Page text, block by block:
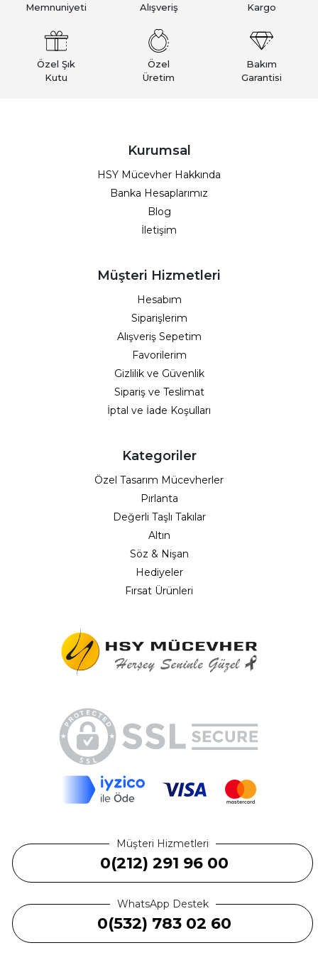
Memnuniyeti
Alışveriş
Kargo
Özel Şık
Kutu
Özel
Üretim
Bakım
Garantisi
Kurumsal
HSY Mücevher Hakkında
Banka Hesaplarımız
Blog
İletişim
Müşteri Hizmetleri
Hesabım
Siparişlerim
Alışveriş Sepetim
Favorilerim
Gizlilik ve Güvenlik
Sipariş ve Teslimat
İptal ve İade Koşulları
Kategoriler
Özel Tasarım Mücevherler
Pırlanta
Değerli Taşlı Takılar
Altın
Söz & Nişan
Hediyeler
Fırsat Ürünleri
Müşteri Hizmetleri
0(212) 291 96 00
WhatsApp Destek
0(532) 783 02 60